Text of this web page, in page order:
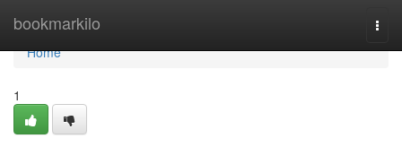
bookmarkilo
Home
Home
1